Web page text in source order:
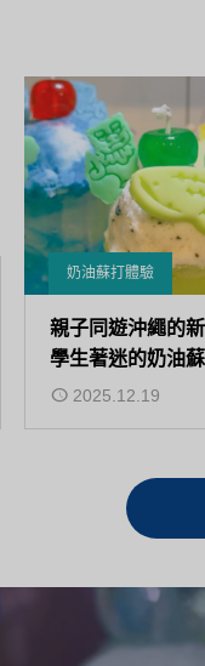
將沖
奶油蘇打體驗
親子同遊沖繩的
學生著迷的奶油
體驗2025.12.19